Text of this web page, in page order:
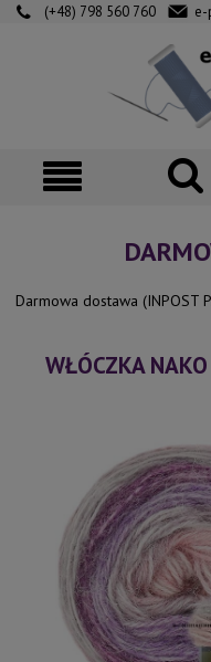
(+48) 798 560 760
Darmowa dostawa (INPOST
WŁÓCZKA